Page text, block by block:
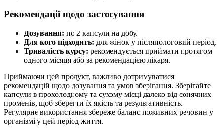
Рекомендації щодо застосування
Дозування: по 2 капсули на добу.
Для кого підходить: для жінок у післяпологовий період.
Тривалість курсу: рекомендується приймати протягом
одного місяця або за рекомендацією лікаря.
Приймаючи цей продукт, важливо дотримуватися
рекомендацій щодо дозування та умов зберігання. Зберігайте
капсули в прохолодному та сухому місці далеко від сонячних
променів, щоб зберегти їх якість та результативність.
Регулярне використання збереже баланс поживних речовин у
організмі у цей період життя.